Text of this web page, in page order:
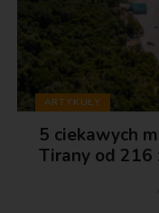
ARTYKUŁY
5 ciekawych
Tirany od 216